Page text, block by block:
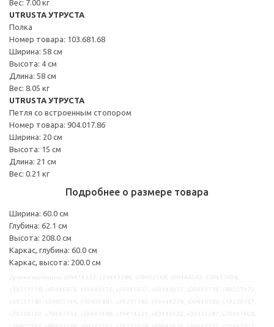
Вес: 7.00 кг
UTRUSTA УТРУСТА
Полка
Номер товара: 103.681.68
Ширина: 58 см
Высота: 4 см
Длина: 58 см
Вес: 8.05 кг
UTRUSTA УТРУСТА
Петля со встроенным стопором
Номер товара: 904.017.86
Ширина: 20 см
Высота: 15 см
Длина: 21 см
Вес: 0.21 кг
Подробнее о размере товара
Ширина: 60.0 см
Глубина: 62.1 см
Высота: 208.0 см
Каркас, глубина: 60.0 см
Каркас, высота: 200.0 см